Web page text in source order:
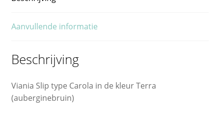
Aanvullende informatie
Beschrijving
Viania Slip type Carola in de kleur Terra
(auberginebruin)